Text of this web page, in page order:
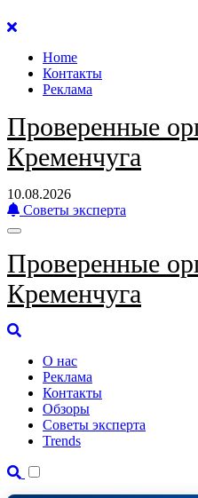
Перейти
содержанию
Home
Контакты
Реклама
Проверенные
Кременчуга
10.08.2026
Советы эксперта
Проверенные
Кременчуга
О нас
Реклама
Контакты
Обзоры
Советы эксперта
Trends